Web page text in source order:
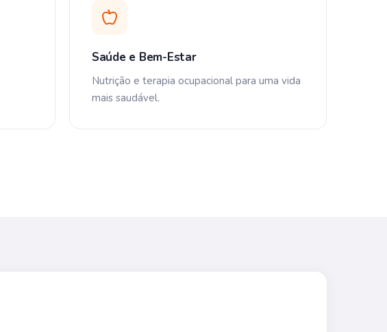
Saúde e Bem-Estar
Nutrição e terapia ocupacional para uma vida
mais saudável.